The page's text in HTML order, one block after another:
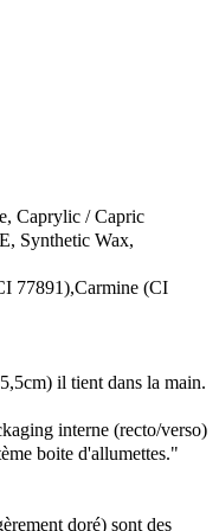
Caprylic / Capric
Synthetic Wax,
77891),Carmine (CI
il tient dans la main.
interne (recto/verso)
boite d'allumettes."
doré) sont des